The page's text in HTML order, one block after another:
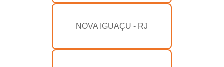
NOVA IGUAÇU - RJ